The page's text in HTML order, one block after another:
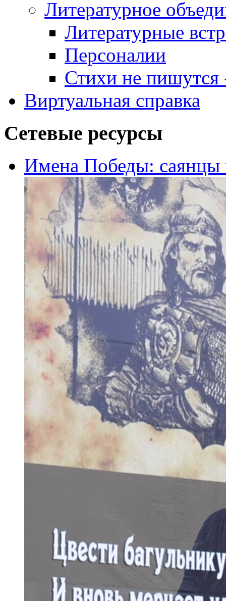
Литературное
Литературные
Персоналии
Стихи не пишутся
Виртуальная справка
Сетевые ресурсы
Имена Победы: саянцы